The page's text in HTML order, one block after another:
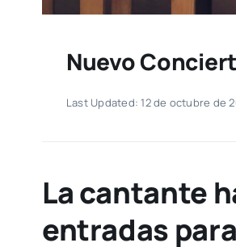
Nuevo
Last Updated: 12 de octubre de
La cantante
entradas